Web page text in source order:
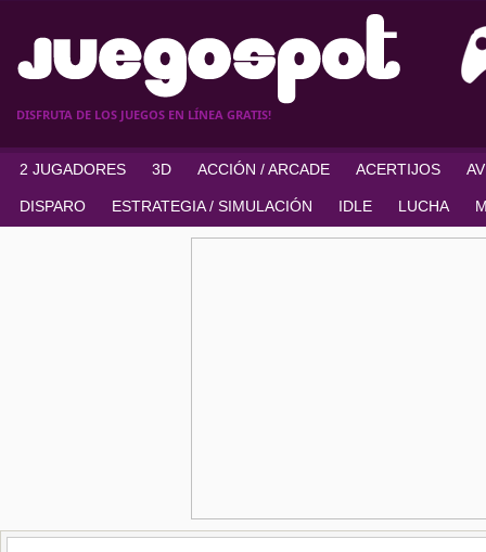
DISFRUTA DE LOS JUEGOS EN LÍNEA GRATIS!
2 JUGADORES 3D ACCIÓN / ARCADE ACERTIJOS
DISPARO ESTRATEGIA / SIMULACIÓN IDLE LUCHA